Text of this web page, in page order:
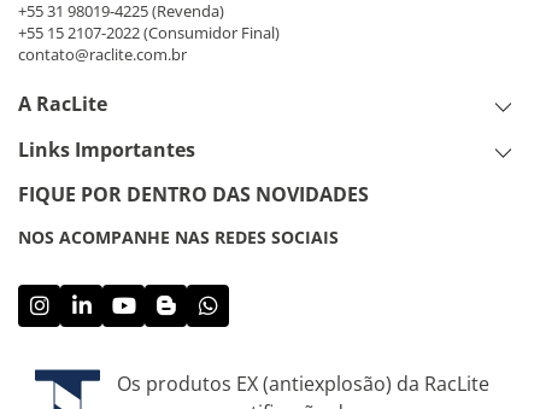
+55 31 98019-4225(Revenda)
+55 15 2107-2022(Consumidor Final)
contato@raclite.com.br
A RacLite
Links Importantes
FIQUE POR DENTRO DAS NOVIDADES
NOS ACOMPANHE NAS REDES SOCIAIS
Os produtos EX (antiexplosão) da RacLite